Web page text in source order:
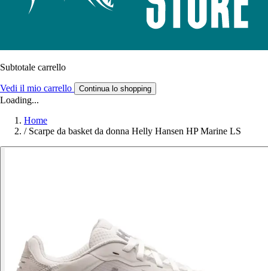
Subtotale carrello
Vedi il mio carrello Continua lo shopping
Loading...
Home
/ Scarpe da basket da donna Helly Hansen HP Marine LS